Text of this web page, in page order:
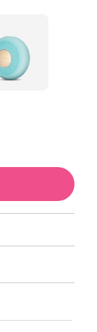
送达日期
送达日期
8/9/26
送达日期8/9/26
达日期8/14/26
送达日期8/13/26